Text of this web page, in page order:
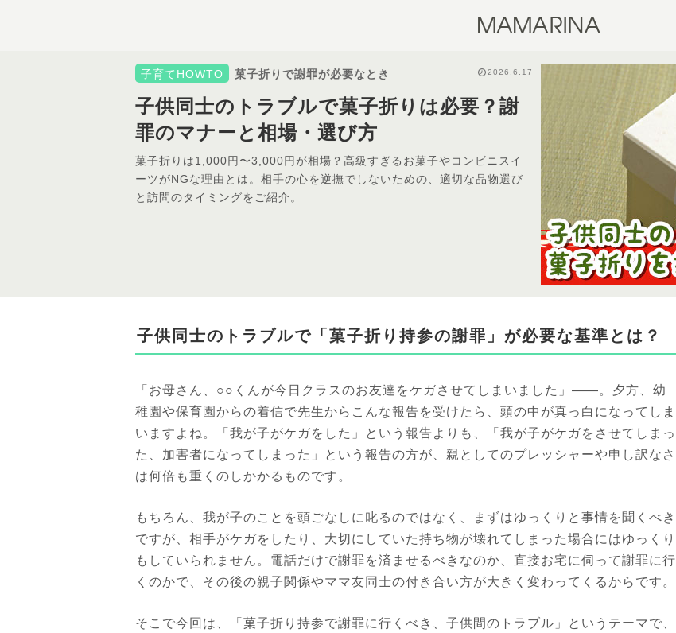
子育てHOWTO 2026.6.17
菓子折りで謝罪が必要なとき
子供同士のトラブルで菓子折りは必要？謝
罪のマナーと相場・選び方
菓子折りは1,000円〜3,000円が相場？高級すぎるお菓子やコンビニスイ
ーツがNGな理由とは。相手の心を逆撫でしないための、適切な品物選び
と訪問のタイミングをご紹介。
子供同士のトラブルで「菓子折り持参の謝罪」が必要な基準とは？
「お母さん、○○くんが今日クラスのお友達をケガさせてしまいました」――。夕方、幼
稚園や保育園からの着信で先生からこんな報告を受けたら、頭の中が真っ白になってしま
いますよね。「我が子がケガをした」という報告よりも、「我が子がケガをさせてしまっ
た、加害者になってしまった」という報告の方が、親としてのプレッシャーや申し訳なさ
は何倍も重くのしかかるものです。
もちろん、我が子のことを頭ごなしに叱るのではなく、まずはゆっくりと事情を聞くべき
ですが、相手がケガをしたり、大切にしていた持ち物が壊れてしまった場合にはゆっくり
もしていられません。電話だけで謝罪を済ませるべきなのか、直接お宅に伺って謝罪に行
くのかで、その後の親子関係やママ友同士の付き合い方が大きく変わってくるからです。
そこで今回は、「菓子折り持参で謝罪に行くべき、子供間のトラブル」というテーマで、